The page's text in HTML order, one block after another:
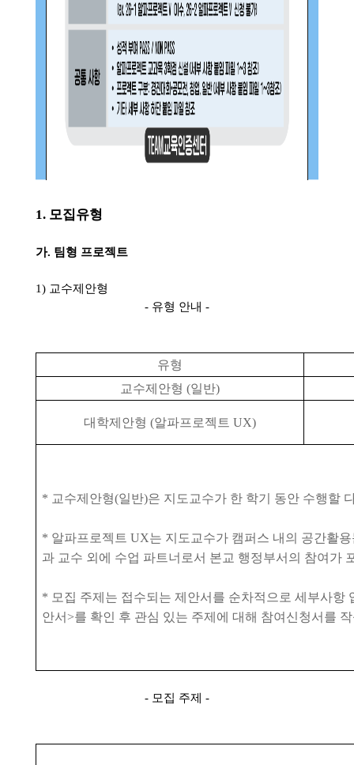
1. 모집유형
가. 팀형 프로젝트
1) 교수제안형
- 유형 안내 -
유형
교수제안형 (일반)
대학제안형 (알파프로젝트 UX)
* 교수제안형(일반)은 지도교수가 한 학기 동안 수행할
* 알파프로젝트 UX는 지도교수가 캠퍼스 내의 공간활
과 교수 외에 수업 파트너로서 본교 행정부서의 참여가
* 모집 주제는 접수되는 제안서를 순차적으로 세부사항
안서 >를 확인 후 관심 있는 주제에 대해 참여신청서를
- 모집 주제 -